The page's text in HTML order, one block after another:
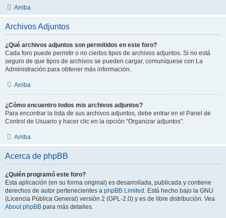
Arriba
Archivos Adjuntos
¿Qué archivos adjuntos son permitidos en este foro?
Cada foro puede permitir o no ciertos tipos de archivos adjuntos. Si no está
seguro de que tipos de archivos se pueden cargar, comuníquese con La
Administración para obtener más información.
Arriba
¿Cómo encuentro todos mis archivos adjuntos?
Para encontrar la lista de sus archivos adjuntos, debe entrar en el Panel de
Control de Usuario y hacer clic en la opción “Organizar adjuntos”.
Arriba
Acerca de phpBB
¿Quién programó este foro?
Esta aplicación (en su forma original) es desarrollada, publicada y contiene
derechos de autor pertenecientes a phpBB Limited . Está hecho bajo la GNU
(Licencia Pública General) versión 2 (GPL-2.0) y es de libre distribución. Vea
About phpBB para más detalles.